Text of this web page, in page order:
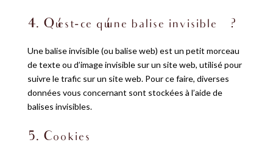
4. Qu’est-ce qu’une balise invisible ?
Une balise invisible (ou balise web) est un petit morceau
de texte ou d’image invisible sur un site web, utilisé pour
suivre le trafic sur un site web. Pour ce faire, diverses
données vous concernant sont stockées à l’aide de
balises invisibles.
5. Cookies